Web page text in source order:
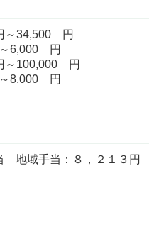
34,500 円
円
100,000 円
8,000 円
地域手当：８，２１３円